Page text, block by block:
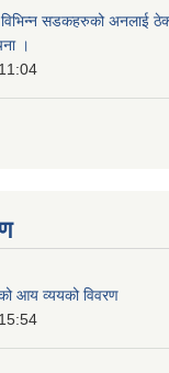
विभिन्न सडकहरुको अनलाई
।
आय व्ययको विवरण